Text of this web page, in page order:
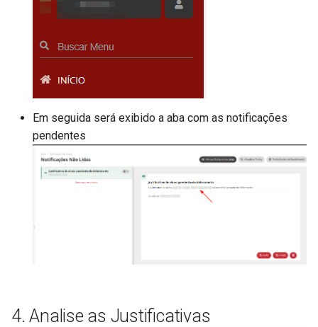
Em seguida será exibido a aba com as notificações
pendentes
4. Analise as Justificativas